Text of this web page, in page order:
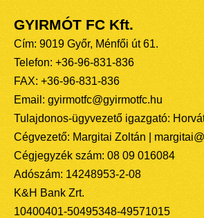
GYIRMÓT FC Kft.
Cím: 9019 Győr, Ménfői út 61.
Telefon: +36-96-831-836
FAX: +36-96-831-836
Email: gyirmotfc@gyirmotfc.hu
Tulajdonos-ügyvezető igazgató:
Cégvezető: Margitai Zoltán |
Cégjegyzék szám: 08 09 016084
Adószám: 14248953-2-08
K&H Bank Zrt.
10400401-50495348-49571015